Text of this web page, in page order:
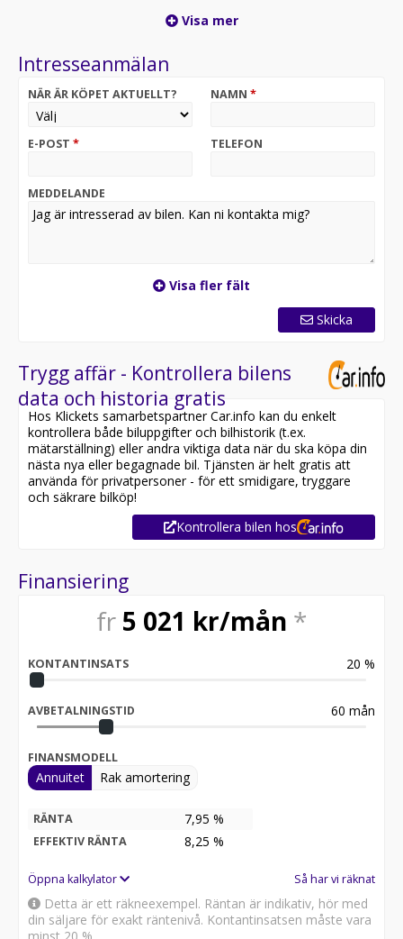
Visa mer
Intresseanmälan
NÄR ÄR KÖPET AKTUELLT? NAMN *
E-POST * TELEFON
MEDDELANDE
Visa fler fält
Skicka
Trygg affär - Kontrollera bilens
data och historia gratis
Hos Klickets samarbetspartner Car.info kan du enkelt
kontrollera både biluppgifter och bilhistorik (t.ex.
mätarställning) eller andra viktiga data när du ska köpa din
nästa nya eller begagnade bil. Tjänsten är helt gratis att
använda för privatpersoner - för ett smidigare, tryggare
och säkrare bilköp!
Kontrollera bilen hos
Finansiering
fr 5 021 kr/mån *
KONTANTINSATS 20 %
AVBETALNINGSTID 60 mån
FINANSMODELL
Annuitet Rak amortering
RÄNTA 7,95 %
EFFEKTIV RÄNTA 8,25 %
Öppna kalkylator Så har vi räknat
Detta är ett räkneexempel. Räntan är indikativ, hör med
din säljare för exakt räntenivå. Kontantinsatsen måste vara
minst 20 %.